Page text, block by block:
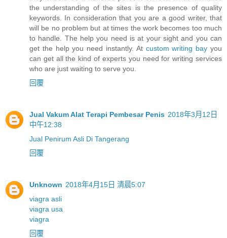
the understanding of the sites is the presence of quality
keywords. In consideration that you are a good writer, that
will be no problem but at times the work becomes too much
to handle. The help you need is at your sight and you can
get the help you need instantly. At custom writing bay you
can get all the kind of experts you need for writing services
who are just waiting to serve you.
回覆
Jual Vakum Alat Terapi Pembesar Penis 2018年3月12日
中午12:38
Jual Penirum Asli Di Tangerang
回覆
Unknown 2018年4月15日 清晨5:07
viagra asli
viagra usa
viagra
回覆